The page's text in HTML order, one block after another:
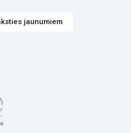
jaunumiem